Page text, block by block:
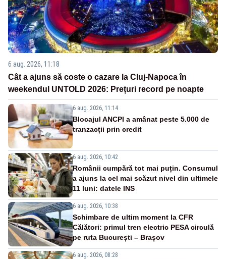
6 aug. 2026, 11:18
Cât a ajuns să coste o cazare la Cluj-Napoca în
weekendul UNTOLD 2026: Prețuri record pe noapte
6 aug. 2026, 11:14
Blocajul ANCPI a amânat peste 5.000 de
tranzacții prin credit
6 aug. 2026, 10:42
Românii cumpără tot mai puțin. Consumul
a ajuns la cel mai scăzut nivel din ultimele
11 luni: datele INS
6 aug. 2026, 10:38
Schimbare de ultim moment la CFR
Călători: primul tren electric PESA circulă
pe ruta București – Brașov
6 aug. 2026, 08:28